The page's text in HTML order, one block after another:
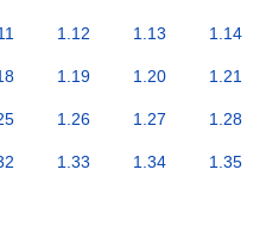
1.12 1.13 1.14
1.19 1.20 1.21
1.26 1.27 1.28
1.33 1.34 1.35